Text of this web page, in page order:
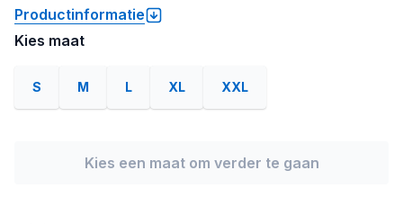
Productinformatie
Kies maat
S M L XL XXL
Kies een maat om verder te gaan